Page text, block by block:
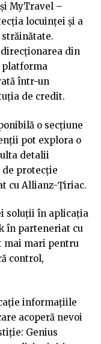
MyTravel –
locuinței și a
din
platforma
într-un
de credit.
o secțiune
pot explora o
detalii
protecție
cu Allianz-Țiriac.
soluții în aplicația
în parteneriat cu
mai mari pentru
control,
informațiile
acoperă nevoi
Genius